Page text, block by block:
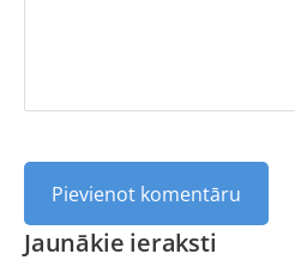
Jaunākie ieraksti